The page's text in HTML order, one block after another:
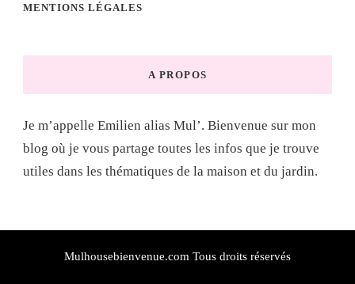
MENTIONS LÉGALES
A PROPOS
Je m’appelle Emilien alias Mul’. Bienvenue sur mon
blog où je vous partage toutes les infos que je trouve
utiles dans les thématiques de la maison et du jardin.
Mulhousebienvenue.com Tous droits réservés